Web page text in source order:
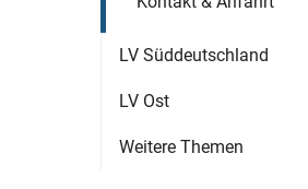
LV Süddeutschland
LV Ost
Weitere Themen